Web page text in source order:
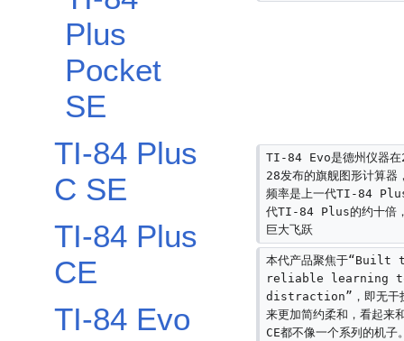
Plus
Pocket
SE
TI-84 Plus
C SE
TI-84 Plus
CE
TI-84 Evo
TI-84 Evo是德州仪器在
28发布的旗舰图形计算器
频率是上一代TI-84
代TI-84 Plus的约十倍
巨大飞跃
本代产品聚焦于
reliable learning
distraction”，即无干
来更加简约柔和，看起
CE都不像一个系列的机子